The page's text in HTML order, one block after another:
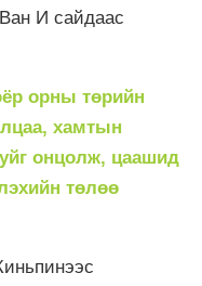
И сайдаас
орны төрийн
хамтын
онцолж, цаашид
төлөө